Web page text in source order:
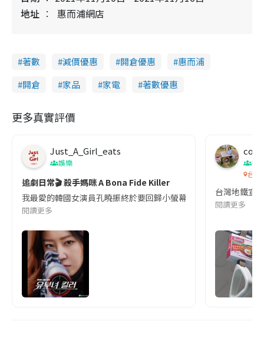
地址
惠而浦網店
著數 減價優惠 開倉優惠
惠而浦
開倉
家品 家電 著數優惠
更多真實評價
Just_A_Girl_eats
娛樂
追劇日常🎬 殺手媽咪 A Bona Fide Killer
我最愛的韓國女演員孔曉振終於要回歸小螢幕啦!這次的劇本改編
閱讀更多
co
吹
台灣
台灣地鐵宣
閱讀更多